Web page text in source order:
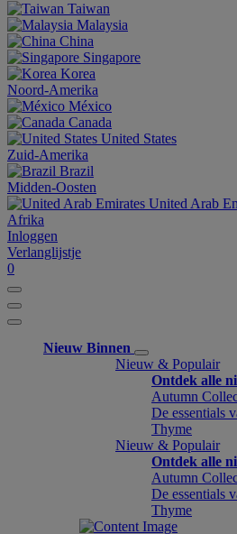
Taiwan
Malaysia
China
Singapore
Korea
Noord-Amerika
México
Canada
United States
Zuid-Amerika
Brazil
Midden-Oosten
United Arab
Afrika
Inloggen
Verlanglijstje
0
Nieuw Binnen
Nieuw & Populair
Ontdek alle
Autumn
De essentials
Thyme
Nieuw & Populair
Ontdek alle
Autumn
De essentials
Thyme